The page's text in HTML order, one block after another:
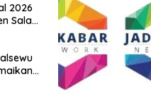
2026
Salam